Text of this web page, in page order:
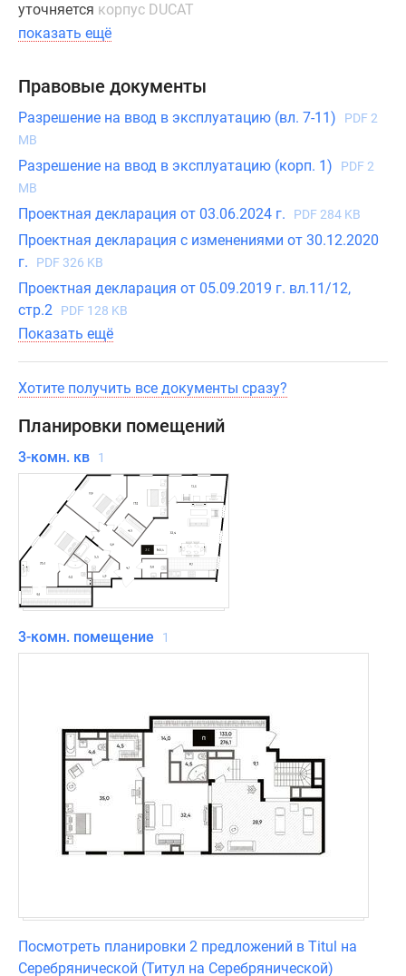
уточняется корпус DUCAT
показать ещё
Правовые документы
Разрешение на ввод в эксплуатацию (вл. 7-11)
PDF 2
MB
Разрешение на ввод в эксплуатацию (корп. 1)
PDF 2
MB
Проектная декларация от 03.06.2024 г. PDF 284 KB
Проектная декларация с изменениями от 30.12.2020
г.
PDF 326 KB
Проектная декларация от 05.09.2019 г. вл.11/12,
стр.2
PDF 128 KB
Показать ещё
Хотите получить все документы сразу?
Планировки помещений
3-комн. кв 1
3-комн. помещение 1
Посмотреть планировки 2 предложений в Titul на
Серебрянической (Титул на Серебрянической)